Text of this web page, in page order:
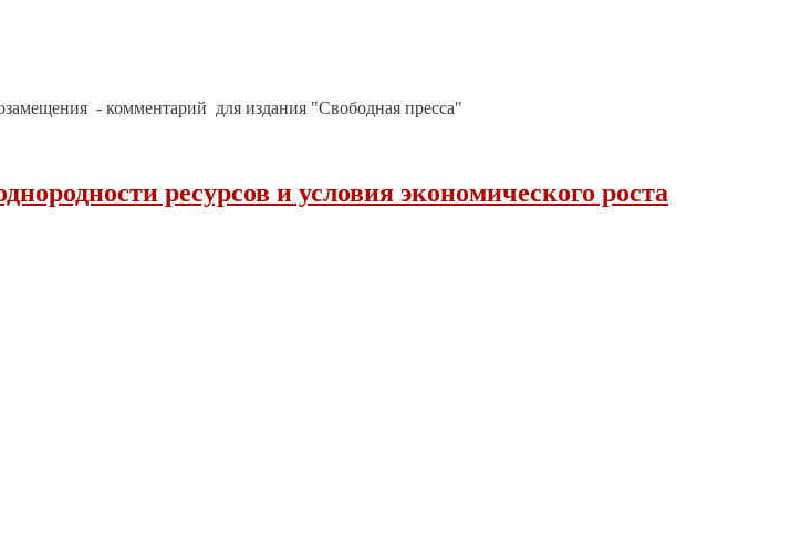
- комментарий для издания "Свободная пресса"
ресурсов и условия экономического роста